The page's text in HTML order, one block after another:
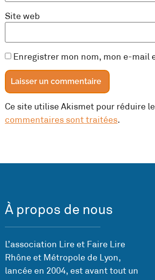
Site web
Enregistrer mon nom, mon e-mail
Ce site utilise Akismet pour réduire
commentaires sont traitées.
À propos de nous
L’association Lire et Faire Lire
Rhône et Métropole de Lyon,
lancée en 2004, est avant tout un